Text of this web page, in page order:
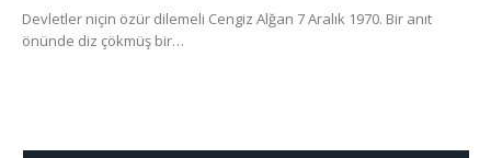
Devletler niçin özür dilemeli Cengiz Alğan 7 Aralık 1970. Bir anıt
önünde diz çökmüş bir…